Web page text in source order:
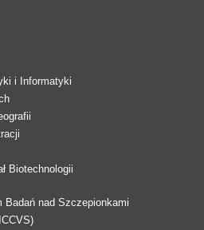
i Informatyki
Biotechnologii
Badań nad Szczepionkami